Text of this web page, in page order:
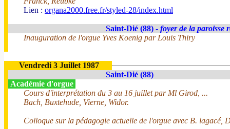
Lien : organa2000.free.fr/styled-28/index.html
Saint-Dié (88) - foyer de la paroisse
Inauguration de l'orgue Yves Koenig par Louis Thiry
Vendredi 3 Juillet 1987
Saint-Dié (88)
Académie d'orgue
Cours d'interprétation du 3 au 16 juillet par Ml Girod, ...
Bach, Buxtehude, Vierne, Widor.
Colloque sur la pédagogie actuelle de l'orgue avec B. lagacé,